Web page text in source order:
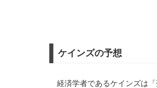
ケインズの予想
経済学者であるケインズは「